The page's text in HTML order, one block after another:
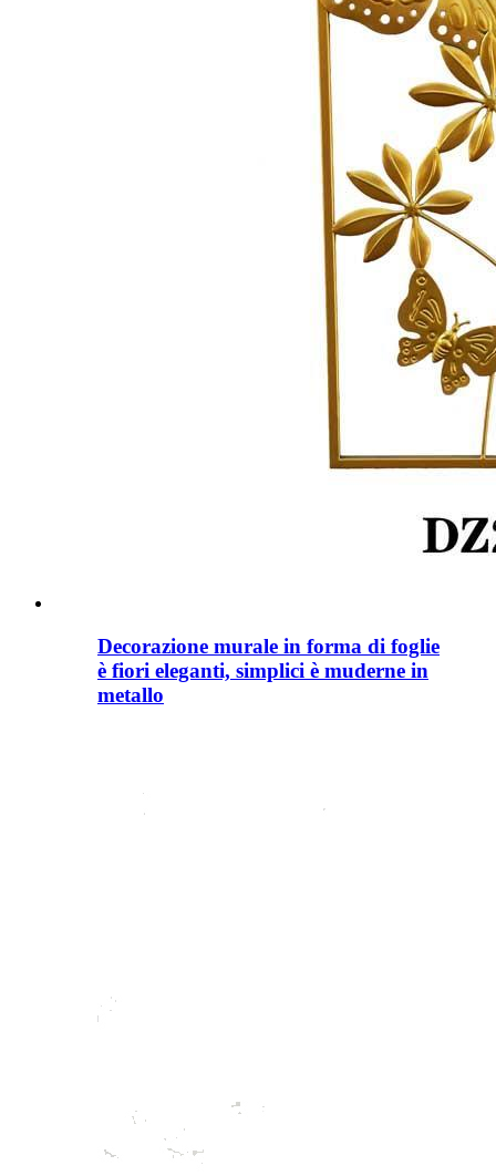
Decorazione murale in forma di foglie
è fiori eleganti, simplici è muderne in
metallo